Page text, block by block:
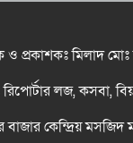
ও প্রকাশকঃ মিলাদ
লজ, কসবা,
বাজার কেন্দ্রিয়